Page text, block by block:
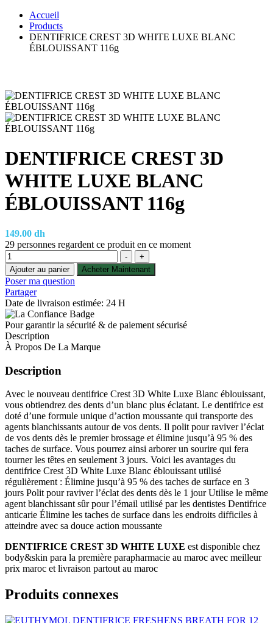
Accueil
Products
DENTIFRICE CREST 3D WHITE LUXE BLANC
ÉBLOUISSANT 116g
DENTIFRICE CREST 3D
WHITE LUXE BLANC
ÉBLOUISSANT 116g
149.00 dh
29 personnes regardent ce produit en ce moment
Quantité
-
+
Ajouter au panier
Acheter Maintenant
Poser ma question
Partager
Date de livraison estimée: 24 H
Pour garantir la sécurité & de paiement sécurisé
Description
À Propos De La Marque
Description
Avec le nouveau dentifrice Crest 3D White Luxe Blanc éblouissant,
vous obtiendrez des dents d’un blanc plus éclatant. Le dentifrice est
doté d’une formule unique d’action moussante qui transporte des
agents blanchissants autour de vos dents. Il polit pour raviver l’éclat
de vos dents dès le premier brossage et élimine jusqu’à 95 % des
taches de surface. Vous pourrez ainsi arborer un sourire qui fera
tourner les têtes en seulement 3 jours. Voici les avantages du
dentifrice Crest 3D White Luxe Blanc éblouissant utilisé
régulièrement : Élimine jusqu’à 95 % des taches de surface en 3
jours Polit pour raviver l’éclat des dents dès le 1 jour Utilise le même
agent blanchissant sûr pour l’émail utilisé par les dentistes Dentifrice
anticarie Élimine les taches de surface dans les endroits difficiles à
atteindre avec sa douce action moussante
DENTIFRICE CREST 3D WHITE LUXE est disponible chez
body&skin para la première parapharmacie au maroc avec meilleur
prix maroc et livraison partout au maroc
Produits connexes